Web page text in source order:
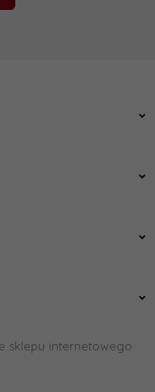
sklepu internetowego